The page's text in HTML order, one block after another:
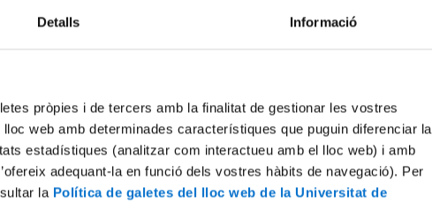
Detalls Informació
pròpies i de tercers amb la finalitat de gestionar les vostres
web amb determinades característiques que puguin diferenciar la
estadístiques (analitzar com interactueu amb el lloc web) i amb
adequant-la en funció dels vostres hàbits de navegació). Per
la Política de galetes del lloc web de la Universitat de